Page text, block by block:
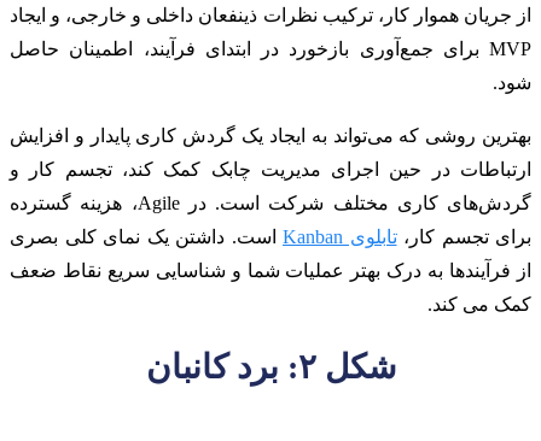
از جریان هموار کار، ترکیب نظرات ذینفعان داخلی و خارجی، و ایجاد
MVP برای جمع‌آوری بازخورد در ابتدای فرآیند، اطمینان حاصل
شود.
بهترین روشی که می‌تواند به ایجاد یک گردش کاری پایدار و افزایش
ارتباطات در حین اجرای مدیریت چابک کمک کند، تجسم کار و
گردش‌های کاری مختلف شرکت است. در Agile، هزینه گسترده
برای تجسم کار،تابلوی Kanban
است. داشتن یک نمای کلی بصری
از فرآیندها به درک بهتر عملیات شما و شناسایی سریع نقاط ضعف
کمک می کند.
شکل ۲: برد کانبان